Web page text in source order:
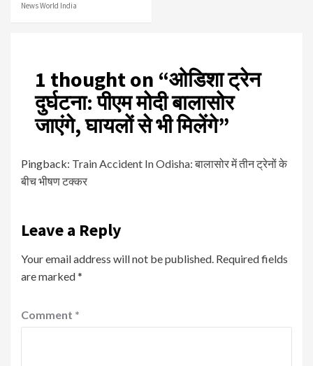
News World India
1 thought on “ओडिशा ट्रेन
दुर्घटना: पीएम मोदी बालासोर
जाएंगे, घायलों से भी मिलेंगे”
Pingback: Train Accident In Odisha: बालासोर में तीन ट्रेनों के
बीच भीषण टक्कर
Leave a Reply
Your email address will not be published. Required fields
are marked*
Comment *